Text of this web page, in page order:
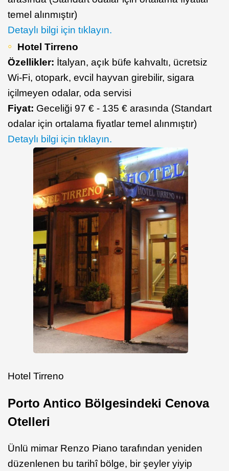
temel alınmıştır)
Detaylı bilgi için tıklayın.
Hotel Tirreno
Özellikler: İtalyan, açık büfe kahvaltı, ücretsiz
Wi-Fi, otopark, evcil hayvan girebilir, sigara
içilmeyen odalar, oda servisi
Fiyat: Geceliği 97 € - 135 € arasında (Standart
odalar için ortalama fiyatlar temel alınmıştır)
Detaylı bilgi için tıklayın.
Hotel Tirreno
Porto Antico Bölgesindeki Cenova
Otelleri
Ünlü mimar Renzo Piano tarafından yeniden
düzenlenen bu tarihî bölge, bir şeyler yiyip